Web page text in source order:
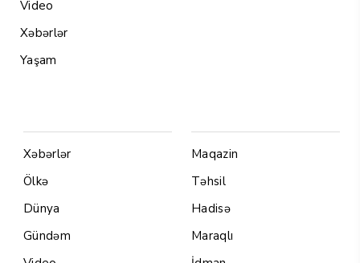
Video
Xəbərlər
Yaşam
Xəbərlər
Ölkə
Dünya
Gündəm
Maqazin
Təhsil
Hadisə
Maraqlı